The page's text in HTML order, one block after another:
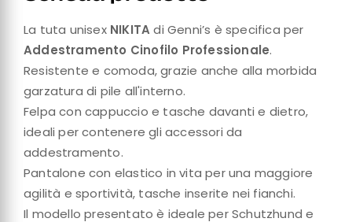
La tuta unisex NIKITAdi Genni’s è specifica per
Addestramento Cinofilo Professionale.
Resistente e comoda, grazie anche alla morbida
garzatura di pile all'interno.
Felpa con cappuccio e tasche davanti e dietro,
ideali per contenere gli accessori da
addestramento.
Pantalone con elastico in vita per una maggiore
agilità e sportività, tasche inserite nei fianchi.
Il modello presentato è ideale per Schutzhund e